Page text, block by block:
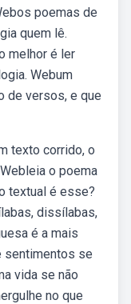
poemas de
quem lê.
melhor é ler
Webum
de versos, e que
texto corrido, o
o poema
textual é esse?
dissílabas,
é a mais
sentimentos se
vida se não
no que